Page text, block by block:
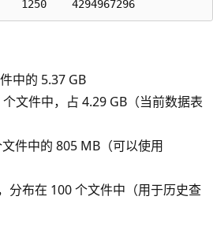
中的 5.37 GB
个文件中，占 4.29 GB（当前数据表
文件中的 805 MB（可以使用
分布在 100 个文件中（用于历史查